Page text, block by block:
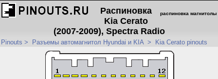
распиновка магнитолы
Распиновка
Kia Cerato
(2007-2009), Spectra Radio
Pinouts > Разъемы автомагнитол Hyundai и KIA > Kia Cerato pinouts